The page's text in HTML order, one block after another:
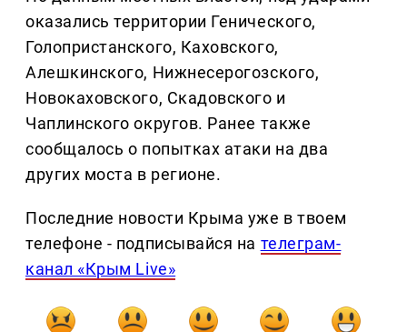
оказались территории Генического,
Голопристанского, Каховского,
Алешкинского, Нижнесерогозского,
Новокаховского, Скадовского и
Чаплинского округов. Ранее также
сообщалось о попытках атаки на два
других моста в регионе.
Последние новости Крыма уже в твоем
телефоне - подписывайся на телеграм-
канал «Крым Live»